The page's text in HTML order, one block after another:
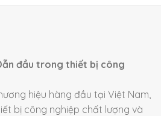
đầu trong thiết bị công
hiệu hàng đầu tại Việt Nam,
bị công nghiệp chất lượng và